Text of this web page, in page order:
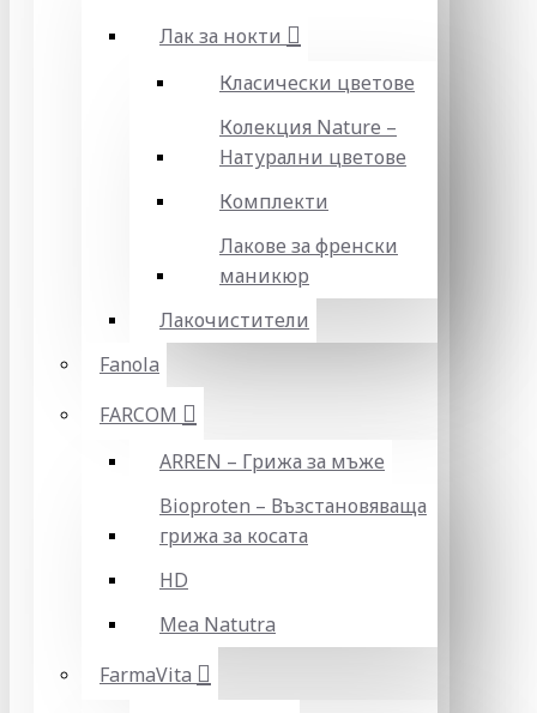
Лак за нокти
Класически цветове
Колекция Nature –
Натурални цветове
Комплекти
Лакове за френски
маникюр
Лакочистители
Fanola
FARCOM
ARREN – Грижа за мъже
Bioproten – Възстановяваща
грижа за косата
HD
Mea Natutra
FarmaVita